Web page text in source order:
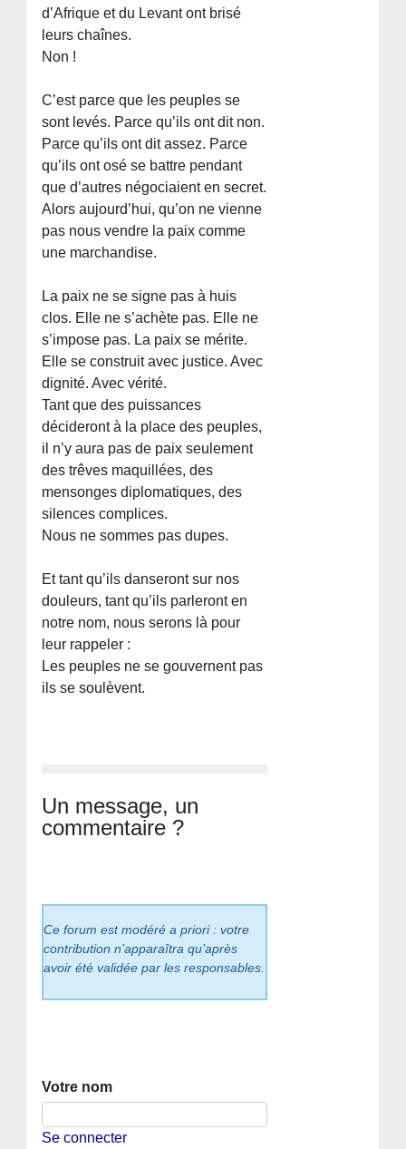
d’Afrique et du Levant ont brisé
leurs chaînes.
Non !
C’est parce que les peuples se
sont levés. Parce qu’ils ont dit non.
Parce qu’ils ont dit assez. Parce
qu’ils ont osé se battre pendant
que d’autres négociaient en secret.
Alors aujourd’hui, qu’on ne vienne
pas nous vendre la paix comme
une marchandise.
La paix ne se signe pas à huis
clos. Elle ne s’achète pas. Elle ne
s’impose pas. La paix se mérite.
Elle se construit avec justice. Avec
dignité. Avec vérité.
Tant que des puissances
décideront à la place des peuples,
il n’y aura pas de paix seulement
des trêves maquillées, des
mensonges diplomatiques, des
silences complices.
Nous ne sommes pas dupes.
Et tant qu’ils danseront sur nos
douleurs, tant qu’ils parleront en
notre nom, nous serons là pour
leur rappeler :
Les peuples ne se gouvernent pas
ils se soulèvent.
Un message, un
commentaire ?
Ce forum est modéré a priori : votre
contribution n’apparaîtra qu’après
avoir été validée par les responsables.
Votre nom
Se connecter